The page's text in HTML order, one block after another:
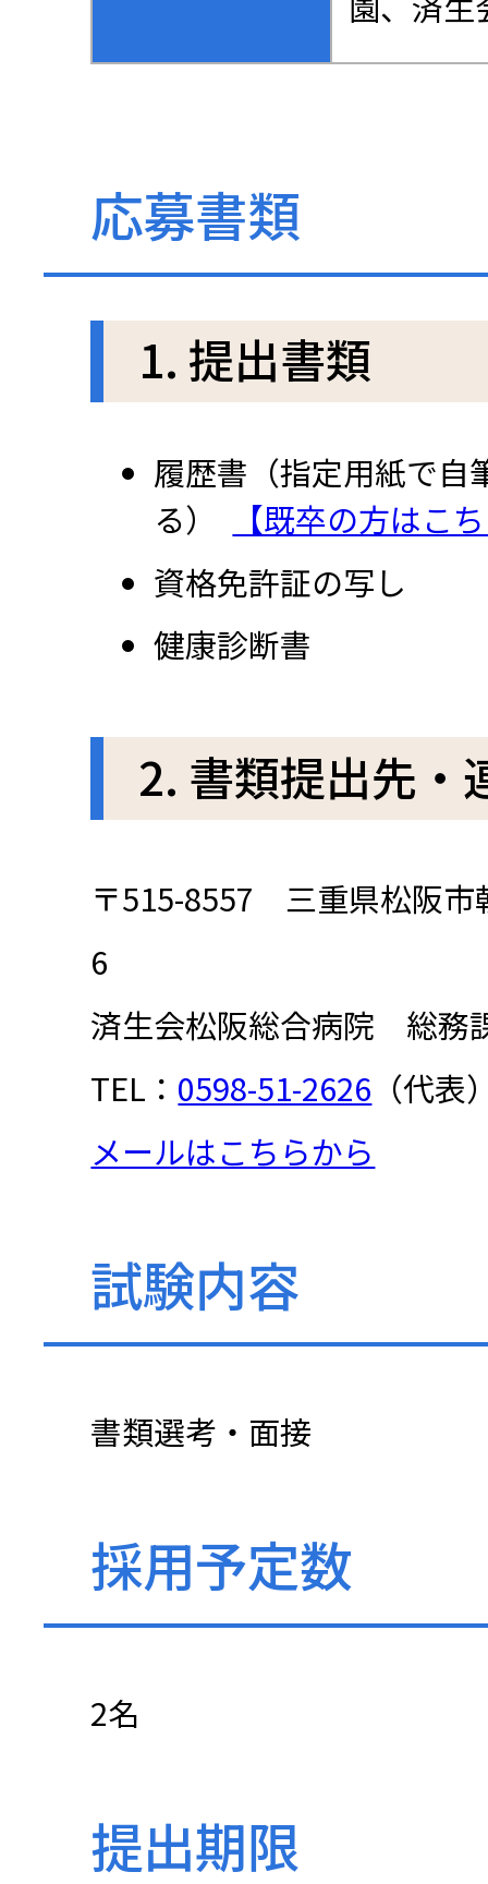
応募書類
1. 提出書類
履歴書（指定用紙で自
る）
【既卒の方はこ
資格免許証の写し
健康診断書
2. 書類提出先・
〒515-8557 三重県松阪市
6
済生会松阪総合病院 総
TEL： 0598-51-2626 （代表
メールはこちらから
試験内容
書類選考・面接
採用予定数
2名
提出期限